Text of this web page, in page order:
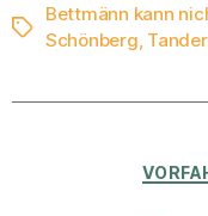
Schlagwörter
Bettmänn kann
Schönberg